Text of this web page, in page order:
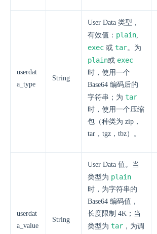
userdat
a_type
String
User Data 类型，
有效值： plain,
exec 或 tar。为
plain或 exec
时，使用一个
Base64 编码后的
字符串；为 tar
时，使用一个压缩
包（种类为 zip，
tar，tgz，tbz）。
userdat
a_value
String
User Data 值。当
类型为 plain
时，为字符串的
Base64 编码值，
长度限制 4K；当
类型为 tar ，为调